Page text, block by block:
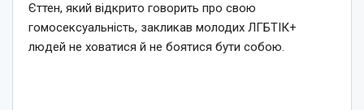
Єттен, який відкрито говорить про свою
гомосексуальність, закликав молодих ЛГБТІК+
людей не ховатися й не боятися бути собою.